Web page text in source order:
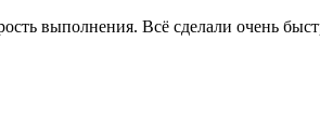
выполнения. Всё сделали очень